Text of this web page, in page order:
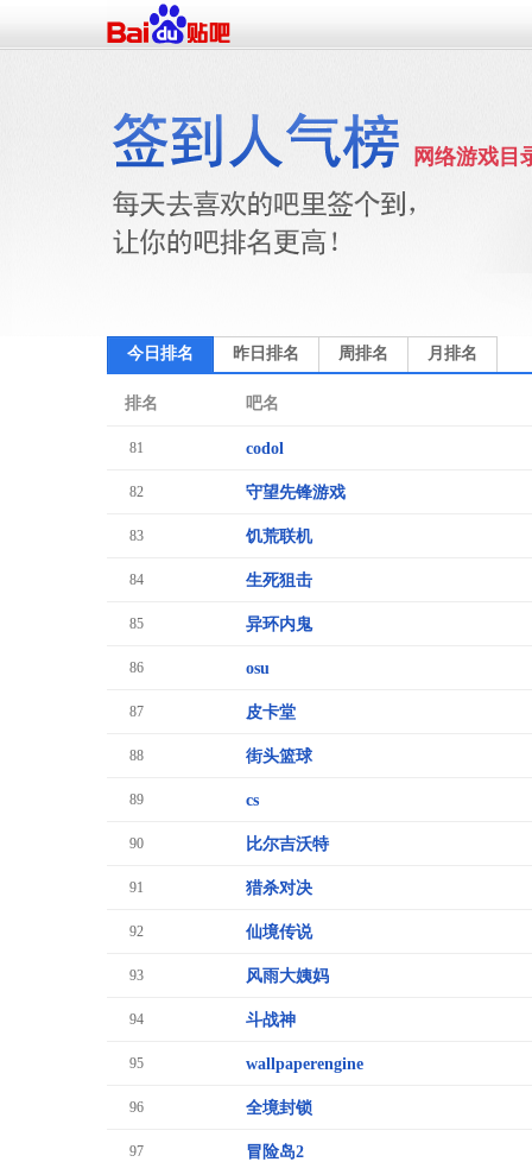
网络游戏目
今日排名 昨日排名 周排名 月排名
排名 吧名
81 codol
82 守望先锋游戏
83 饥荒联机
84 生死狙击
85 异环内鬼
86 osu
87 皮卡堂
88 街头篮球
89 cs
90 比尔吉沃特
91 猎杀对决
92 仙境传说
93 风雨大姨妈
94 斗战神
95 wallpaperengine
96 全境封锁
97 冒险岛2